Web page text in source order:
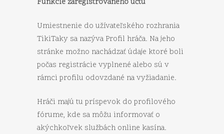
Funkcie zaregistrovaného účtu
Umiestnenie do užívateľského rozhrania
TikiTaky sa nazýva Profil hráča. Na jeho
stránke možno nachádzať údaje ktoré boli
počas registrácie vyplnené alebo sú v
rámci profilu odovzdané na vyžiadanie.
Hráči majú tu príspevok do profilového
fórume, kde sa môžu informovať o
akýchkoľvek službách online kasína.